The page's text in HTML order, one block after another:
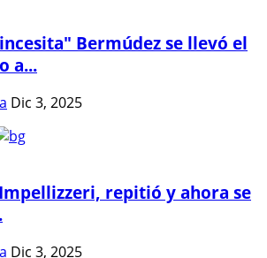
Bermúdez se llevó el
a...
Dic 3, 2025
repitió y ahora se
Dic 3, 2025